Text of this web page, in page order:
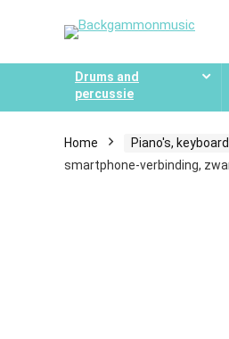
Drums and
percussie
Home Piano's,
smartphone-verbinding,